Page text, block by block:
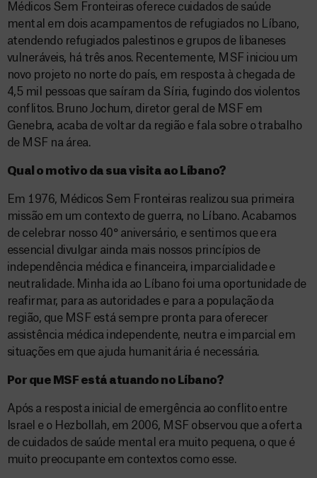
Médicos Sem Fronteiras oferece cuidados de saúde
mental em dois acampamentos de refugiados no Líbano,
atendendo refugiados palestinos e grupos de libaneses
vulneráveis, há três anos. Recentemente, MSF iniciou um
novo projeto no norte do país, em resposta à chegada de
4,5 mil pessoas que saíram da Síria, fugindo dos violentos
conflitos. Bruno Jochum, diretor geral de MSF em
Genebra, acaba de voltar da região e fala sobre o trabalho
de MSF na área.
Qual o motivo da sua visita ao Líbano?
Em 1976, Médicos Sem Fronteiras realizou sua primeira
missão em um contexto de guerra, no Líbano. Acabamos
de celebrar nosso 40° aniversário, e sentimos que era
essencial divulgar ainda mais nossos princípios de
independência médica e financeira, imparcialidade e
neutralidade. Minha ida ao Líbano foi uma oportunidade de
reafirmar, para as autoridades e para a população da
região, que MSF está sempre pronta para oferecer
assistência médica independente, neutra e imparcial em
situações em que ajuda humanitária é necessária.
Por que MSF está atuando no Líbano?
Após a resposta inicial de emergência ao conflito entre
Israel e o Hezbollah, em 2006, MSF observou que a oferta
de cuidados de saúde mental era muito pequena, o que é
muito preocupante em contextos como esse.